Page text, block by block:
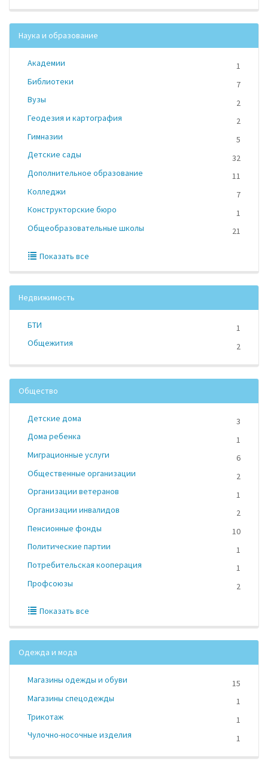
Наука и образование
Академии
1
Библиотеки
7
Вузы
2
Геодезия и картография
2
Гимназии
5
Детские сады
32
Дополнительное образование
11
Колледжи
7
Конструкторские бюро
1
Общеобразовательные школы
21
Показать все
Недвижимость
БТИ
1
Общежития
2
Общество
Детские дома
3
Дома ребенка
1
Миграционные услуги
6
Общественные организации
2
Организации ветеранов
1
Организации инвалидов
2
Пенсионные фонды
10
Политические партии
1
Потребительская кооперация
1
Профсоюзы
2
Показать все
Одежда и мода
Магазины одежды и обуви
15
Магазины спецодежды
1
Трикотаж
1
Чулочно-носочные изделия
1